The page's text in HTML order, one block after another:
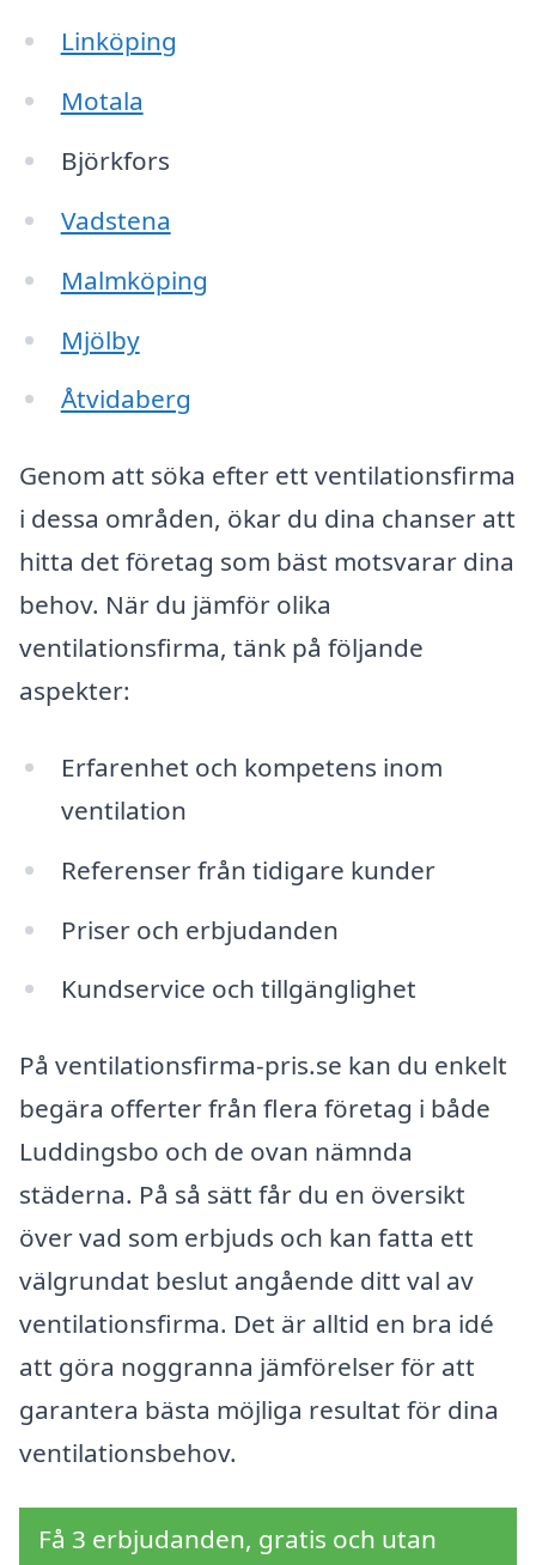
Linköping
Motala
Björkfors
Vadstena
Malmköping
Mjölby
Åtvidaberg
Genom att söka efter ett ventilationsfirma
i dessa områden, ökar du dina chanser att
hitta det företag som bäst motsvarar dina
behov. När du jämför olika
ventilationsfirma, tänk på följande
aspekter:
Erfarenhet och kompetens inom
ventilation
Referenser från tidigare kunder
Priser och erbjudanden
Kundservice och tillgänglighet
På ventilationsfirma-pris.se kan du enkelt
begära offerter från flera företag i både
Luddingsbo och de ovan nämnda
städerna. På så sätt får du en översikt
över vad som erbjuds och kan fatta ett
välgrundat beslut angående ditt val av
ventilationsfirma. Det är alltid en bra idé
att göra noggranna jämförelser för att
garantera bästa möjliga resultat för dina
ventilationsbehov.
Få 3 erbjudanden, gratis och utan